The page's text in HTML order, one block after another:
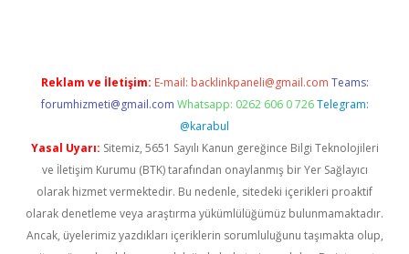
Reklam ve İletişim: E-mail: backlinkpaneli@gmail.com Teams:
forumhizmeti@gmail.com Whatsapp: 0262 606 0 726 Telegram:
@karabul
Yasal Uyarı: Sitemiz, 5651 Sayılı Kanun gereğince Bilgi Teknolojileri
ve İletişim Kurumu (BTK) tarafından onaylanmış bir Yer Sağlayıcı
olarak hizmet vermektedir. Bu nedenle, sitedeki içerikleri proaktif
olarak denetleme veya araştırma yükümlülüğümüz bulunmamaktadır.
Ancak, üyelerimiz yazdıkları içeriklerin sorumluluğunu taşımakta olup,